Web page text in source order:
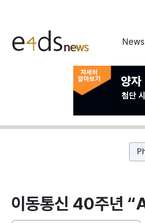
News
이동통신 40주년